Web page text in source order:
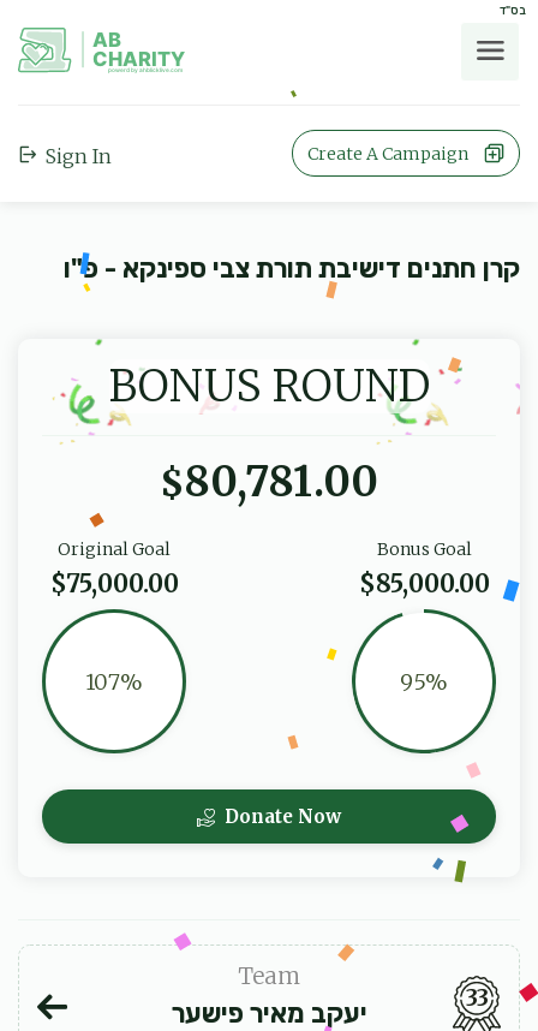
בס"ד
AB
CHARITY
powerd by ahblicklive.com
Sign In Create A Campaign
קרן חתנים דישיבת תורת צבי ספינקא - פ"ו
BONUS ROUND
$80,781.00
Bonus Goal
$85,000.00
95%
Original Goal
$75,000.00
107%
Donate Now
Team
יעקב מאיר פישער
33